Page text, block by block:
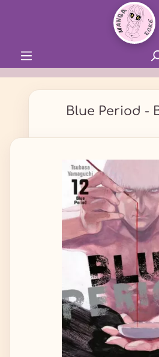
Blue Period -
Bildergalerie überspringen